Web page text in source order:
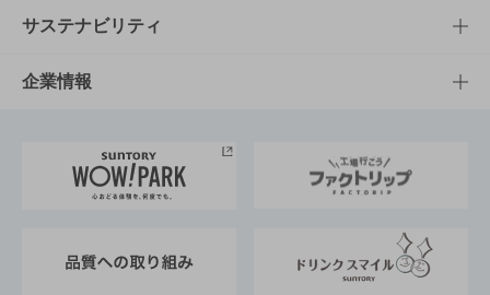
商品発売情報
栄養成分一覧
キャンペーン
工場見学
地域情報
文化・スポーツTOP
サントリーホール
サントリーサンバーズ大阪
サステナビリティ
サステナビリティTOP
サントリーが考えるサステナビリティ経営
企業情報
企業概要